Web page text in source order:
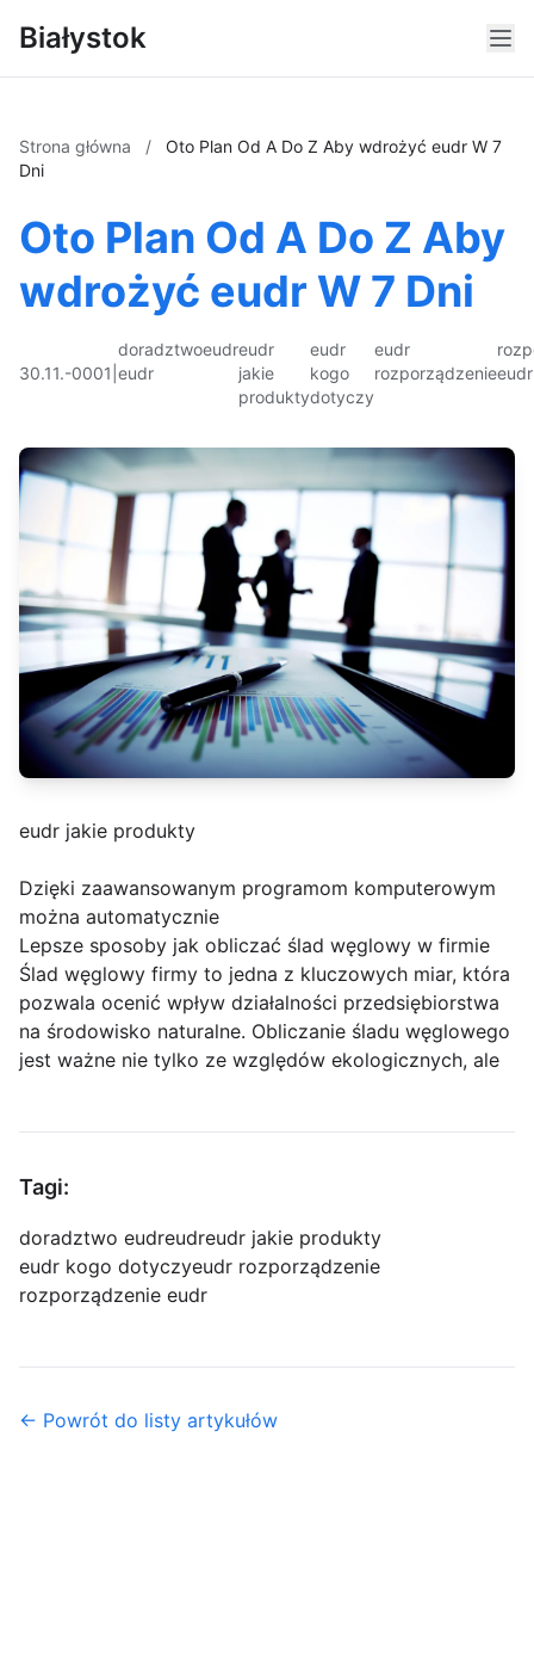
Białystok
Strona główna /
Oto Plan Od A Do Z Aby wdrożyć eudr W 7
Dni
Oto Plan Od A Do Z Aby
wdrożyć eudr W 7 Dni
30.11.-0001
doradztwo
eudr
eudreudr
jakie
produkty
eudr
kogo
dotyczy
eudr
rozporządzenieeudr
eudr jakie produkty
Dzięki zaawansowanym programom komputerowym
można automatycznie
Lepsze sposoby jak obliczać ślad węglowy w firmie
Ślad węglowy firmy to jedna z kluczowych miar, która
pozwala ocenić wpływ działalności przedsiębiorstwa
na środowisko naturalne. Obliczanie śladu węglowego
jest ważne nie tylko ze względów ekologicznych, ale
Tagi:
doradztwo eudreudreudr jakie produkty
eudr kogo dotyczyeudr rozporządzenie
rozporządzenie eudr
← Powrót do listy artykułów